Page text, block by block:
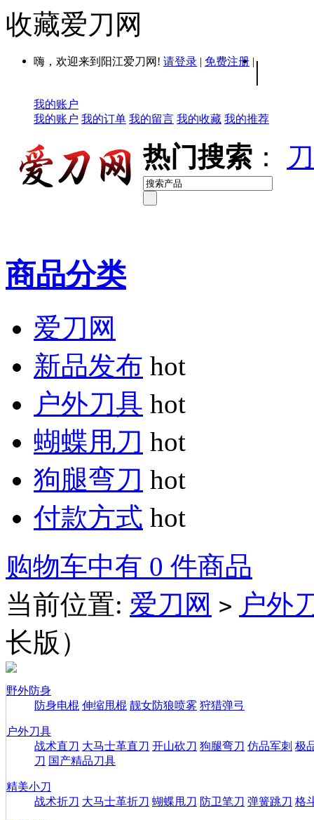
收藏爱刀网
嗨，欢迎来到阳江爱刀网! 请登录 | 免费注册 | |
我的账户
我的账户 我的订单 我的留言 我的收藏 我的推荐
热门搜索 ：
商品分类
爱刀网
新品发布 hot
户外刀具 hot
蝴蝶甩刀 hot
狗腿弯刀 hot
付款方式 hot
购物车中有 0 件商品
当前位置: 爱刀网 > 户外
长版）
野外防身
防身电棍 伸缩甩棍 靓女防狼喷雾 狩猎弹弓
户外刀具
战术直刀 大马士革直刀 开山砍刀 狗腿弯刀 仿品军刺 极
刀 国产精品刀具
精美小刀
战术折刀 大马士革折刀 蝴蝶甩刀 防卫笔刀 弹簧跳刀 格